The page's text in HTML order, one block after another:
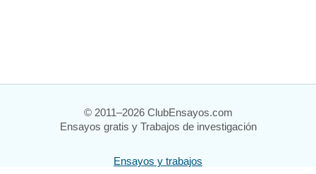
© 2011–2026 ClubEnsayos.com
Ensayos gratis y Trabajos de investigación
Ensayos y trabajos